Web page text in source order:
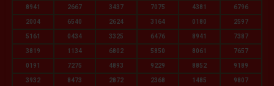
8941 2667 3437 7075 4381 6796
2004 6540 2624 3164 0180 2597
5161 0434 3325 6476 8941 7387
3819 1134 6802 5850 8061 7657
0191 7275 4893 9229 8852 9189
3932 8473 2872 2368 1485 9807